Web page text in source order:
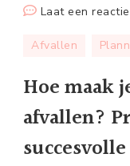
Laat een
Afvallen
Hoe maak
afvallen?